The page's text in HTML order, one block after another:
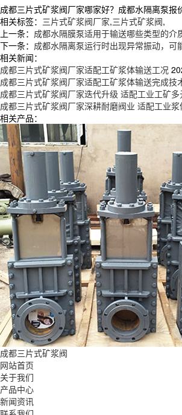
成都三片式矿浆阀厂家哪家好？成都水隔离泵
相关标签： 三片式矿浆阀厂家,三片式矿浆阀,
上一条： 成都水隔膜泵适用于输送哪些类型的介
下一条： 成都水隔离泵运行时出现异常振动，可
相关新闻：
成都三片式矿浆阀厂家适配工矿浆体输送工况
成都三片式矿浆阀厂家适配工矿浆体输送完成技
成都三片式矿浆阀厂家迭代升级 适配工业工矿
成都三片式矿浆阀厂家深耕耐磨阀业 适配工业
相关产品：
成都三片式矿浆阀
网站首页
关于我们
产品中心
新闻资讯